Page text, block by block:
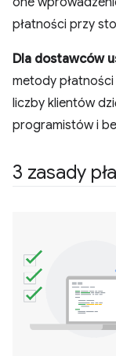
płatności przy
Dla dostawców
metody płatności
liczby klientów
programistów i
3 zasady